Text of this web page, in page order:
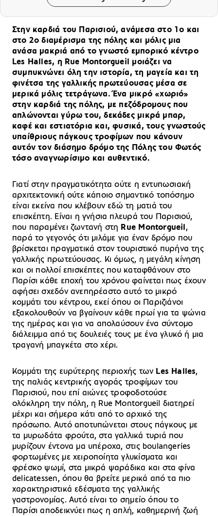
Στην καρδιά του Παρισιού, ανάμεσα στο 1ο και
στο 2ο διαμέρισμα της πόλης και μόλις μια
ανάσα μακριά από το γνωστό εμπορικό κέντρο
Les Halles, η Rue Montorgueil μοιάζει να
συμπυκνώνει όλη την ιστορία, τη μαγεία και τη
φινέτσα της γαλλικής πρωτεύουσας μέσα σε
μερικά μόλις τετράγωνα. Ένα μικρό «χωριό»
στην καρδιά της πόλης, με πεζόδρομους που
απλώνονται γύρω του, δεκάδες μικρά μπαρ,
καφέ και εστιατόρια και, φυσικά, τους γνωστούς
υπαίθριους πάγκους τροφίμων που κάνουν
αυτόν τον διάσημο δρόμο της Πόλης του Φωτός
τόσο αναγνωρίσιμο και αυθεντικό.
Γιατί στην πραγματικότητα ούτε η εντυπωσιακή
αρχιτεκτονική ούτε κάποιο σημαντικό τοπόσημο
είναι εκείνα που κλέβουν εδώ τη ματιά του
επισκέπτη. Είναι η γνήσια πλευρά του Παρισιού,
που παραμένει ζωντανή στη Rue Montorgueil ,
παρά το γεγονός ότι μιλάμε για έναν δρόμο που
βρίσκεται πραγματικά στον τουριστικό πυρήνα της
γαλλικής πρωτεύουσας. Κι όμως, η μεγάλη κίνηση
και οι πολλοί επισκέπτες που καταφθάνουν στο
Παρίσι κάθε εποχή του χρόνου φαίνεται πως έχουν
αφήσει σχεδόν ανεπηρέαστο αυτό το μικρό
κομμάτι του κέντρου, εκεί όπου οι Παριζιάνοι
εξακολουθούν να βγαίνουν κάθε πρωί για τα ψώνια
της ημέρας και για να απολαύσουν ένα σύντομο
διάλειμμα από τις δουλειές τους με ένα γλυκό ή μια
τραγανή μπαγκέτα στο χέρι.
Κομμάτι της ευρύτερης περιοχής των Les Halles,
της παλιάς κεντρικής αγοράς τροφίμων του
Παρισιού, που επί αιώνες τροφοδοτούσε
ολόκληρη την πόλη, η Rue Montorgueil διατηρεί
μέχρι και σήμερα κάτι από το αρχικό της
πρόσωπο. Αυτό αποτυπώνεται στους πάγκους με
τα μυρωδάτα φρούτα, στα γαλλικά τυριά που
μυρίζουν έντονα μα υπέροχα, στις boulangeries
φορτωμένες με χειροποίητα γλυκίσματα και
φρέσκο ψωμί, στα μικρά ψαράδικα και στα φίνα
delicatessen, όπου θα βρείτε μερικά από τα πιο
χαρακτηριστικά εδέσματα της γαλλικής
γαστρονομίας. Αυτό είναι το σημείο όπου το
Παρίσι αποδεικνύει πως η απλή, καθημερινή ζωή